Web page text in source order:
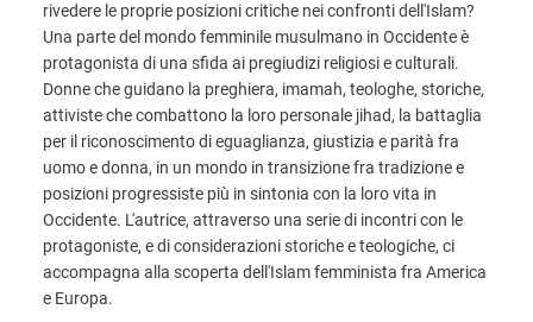
rivedere le proprie posizioni critiche nei confronti dell'Islam?
Una parte del mondo femminile musulmano in Occidente è
protagonista di una sfida ai pregiudizi religiosi e culturali.
Donne che guidano la preghiera, imamah, teologhe, storiche,
attiviste che combattono la loro personale jihad, la battaglia
per il riconoscimento di eguaglianza, giustizia e parità fra
uomo e donna, in un mondo in transizione fra tradizione e
posizioni progressiste più in sintonia con la loro vita in
Occidente. L'autrice, attraverso una serie di incontri con le
protagoniste, e di considerazioni storiche e teologiche, ci
accompagna alla scoperta dell'Islam femminista fra America
e Europa.